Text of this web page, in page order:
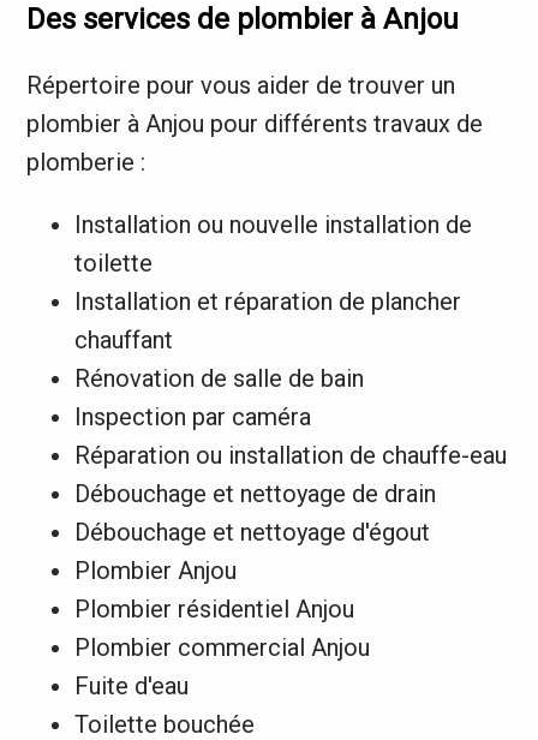
Des services de plombier à Anjou
Répertoire pour vous aider de trouver un
plombier à Anjou pour différents travaux de
plomberie :
Installation ou nouvelle installation de
toilette
Installation et réparation de plancher
chauffant
Rénovation de salle de bain
Inspection par caméra
Réparation ou installation de chauffe-eau
Débouchage et nettoyage de drain
Débouchage et nettoyage d'égout
Plombier Anjou
Plombier résidentiel Anjou
Plombier commercial Anjou
Fuite d'eau
Toilette bouchée